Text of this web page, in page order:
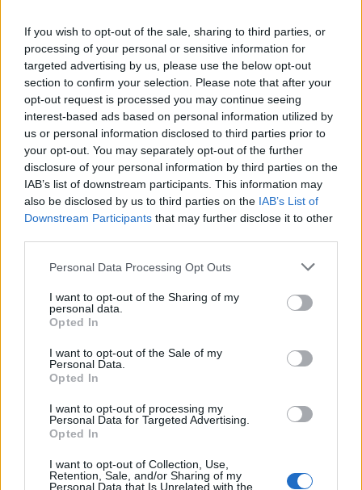
If you wish to opt-out of the sale, sharing to third parties, or
processing of your personal or sensitive information for
targeted advertising by us, please use the below opt-out
section to confirm your selection. Please note that after your
opt-out request is processed you may continue seeing
interest-based ads based on personal information utilized by
us or personal information disclosed to third parties prior to
your opt-out. You may separately opt-out of the further
disclosure of your personal information by third parties on the
IAB’s list of downstream participants. This information may
also be disclosed by us to third parties on the IAB’s List of
Downstream Participants that may further disclose it to other
Personal Data Processing Opt Outs
I want to opt-out of the Sharing of my
personal data.
Opted In
I want to opt-out of the Sale of my
Personal Data.
Opted In
I want to opt-out of processing my
Personal Data for Targeted Advertising.
Opted In
I want to opt-out of Collection, Use,
Retention, Sale, and/or Sharing of my
Personal Data that Is Unrelated with the
Bonus Malus
voto
Quotazioni
Riepilogo stagione
Titolare